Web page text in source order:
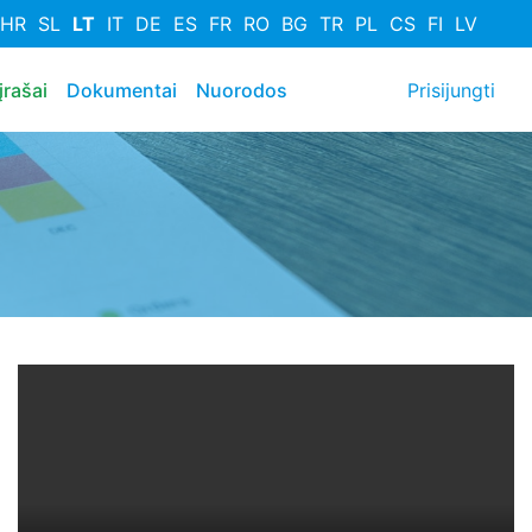
HR SL LT IT DE ES FR RO BG TR PL CS FI LV
Dokumentai Nuorodos User
Prisijungti